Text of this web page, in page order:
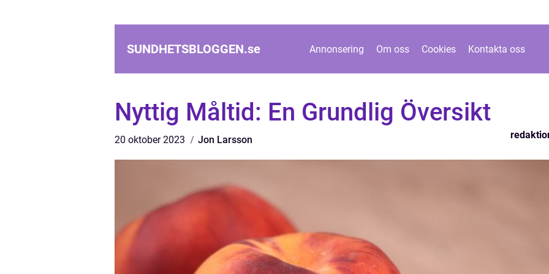
SUNDHETSBLOGGEN.se Annonsering Om oss Cookies Kontakta oss
Nyttig Måltid: En Grundlig Översikt
20 oktober 2023 Jon Larsson